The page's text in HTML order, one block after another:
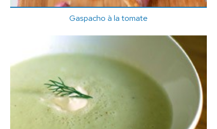
Gaspacho à la tomate